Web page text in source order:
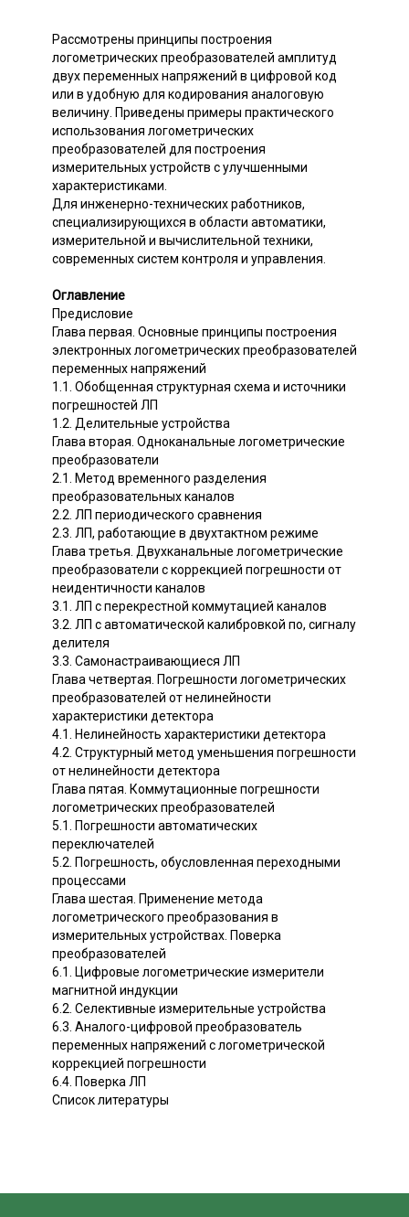
Рассмотрены принципы построения
логометрических преобразователей амплитуд
двух переменных напряжений в цифровой код
или в удобную для кодирования аналоговую
величину. Приведены примеры практического
использования логометрических
преобразователей для построения
измерительных устройств с улучшенными
характеристиками.
Для инженерно-технических работников,
специализирующихся в области автоматики,
измерительной и вычислительной техники,
современных систем контроля и управления.
Оглавление
Предисловие
Глава первая. Основные принципы построения
электронных логометрических преобразователей
переменных напряжений
1.1. Обобщенная структурная схема и источники
погрешностей ЛП
1.2. Делительные устройства
Глава вторая. Одноканальные логометрические
преобразователи
2.1. Метод временного разделения
преобразовательных каналов
2.2. ЛП периодического сравнения
2.3. ЛП, работающие в двухтактном режиме
Глава третья. Двухканальные логометрические
преобразователи с коррекцией погрешности от
неидентичности каналов
3.1. ЛП с перекрестной коммутацией каналов
3.2. ЛП с автоматической калибровкой по, сигналу
делителя
3.3. Самонастраивающиеся ЛП
Глава четвертая. Погрешности логометрических
преобразователей от нелинейности
характеристики детектора
4.1. Нелинейность характеристики детектора
4.2. Структурный метод уменьшения погрешности
от нелинейности детектора
Глава пятая. Коммутационные погрешности
логометрических преобразователей
5.1. Погрешности автоматических
переключателей
5.2. Погрешность, обусловленная переходными
процессами
Глава шестая. Применение метода
логометрического преобразования в
измерительных устройствах. Поверка
преобразователей
6.1. Цифровые логометрические измерители
магнитной индукции
6.2. Селективные измерительные устройства
6.3. Аналого-цифровой преобразователь
переменных напряжений с логометрической
коррекцией погрешности
6.4. Поверка ЛП
Список литературы